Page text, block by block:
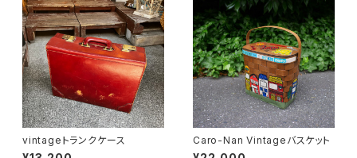
vintageトランクケース Caro-Nan Vintageバスケット